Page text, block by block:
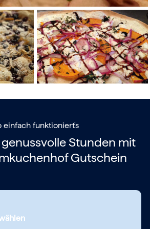
einfach funktioniert's
Stunden mit
Gutschein